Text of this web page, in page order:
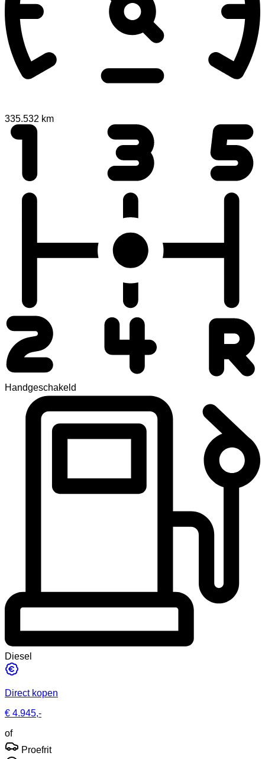
335.532 km
Handgeschakeld
Diesel
Direct kopen
€ 4.945,-
of
Proefrit